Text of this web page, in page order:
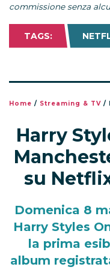
commissione senza
TAGS:
Home / Streaming & TV /
Harry
su
Domenica 8
Harry Styles
la prima
album